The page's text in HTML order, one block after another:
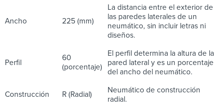
Ancho 225 (mm)
La distancia entre el exterior de
las paredes laterales de un
neumático, sin incluir letras ni
diseños.
Perfil
60
(porcentaje)
El perfil determina la altura de la
pared lateral y es un porcentaje
del ancho del neumático.
Construcción R (Radial)
Neumático de construcción
radial.